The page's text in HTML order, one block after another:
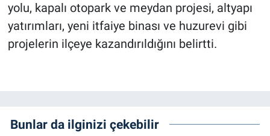
yolu, kapalı otopark ve meydan projesi, altyapı
yatırımları, yeni itfaiye binası ve huzurevi gibi
projelerin ilçeye kazandırıldığını belirtti.
Bunlar da ilginizi çekebilir